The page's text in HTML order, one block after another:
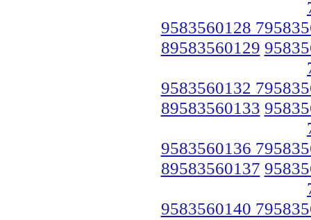
9583560128
89583560129
9583560132
89583560133
9583560136
89583560137
9583560140